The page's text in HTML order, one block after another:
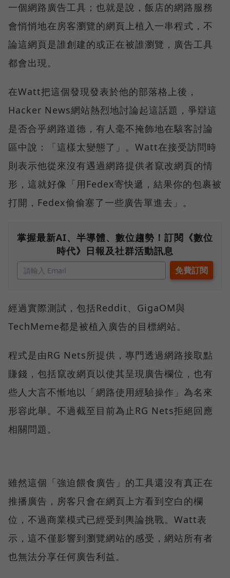
一個網路廣告工具；也就是說，飯店的網路服務
會悄悄地在房客瀏覽的網頁上植入一串程式，不
論這網頁是誰創建的或正在被誰瀏覽，廣告工具
都會出現。
在Watt把這個發現發表於他的部落格上後，
Hacker News網站熱烈地討論起這話題，爭辯這
是否合乎網路道德，有人毫不掩飾地在駭客討論
區中說：「這樣太變態了」。Watt在接受訪問時
則表示他從來沒有遇過網路提供者竄改網頁的情
形，這就好像「用Fedex寄快遞，結果你的包裹被
打開，Fedex偷偷塞了一些廣告單進去」。
掌握最新AI、半導體、數位趨勢！訂閱《數位
時代》日報及社群活動訊息
經過實際測試，包括Reddit、GigaOM與
TechMeme都是被植入廣告的目標網站。
程式是由RG Nets所提供，專門透過網路接取點
賺錢，包括竄改網頁以使其呈現廣告欄位，也有
些人大言不慚地以「網路使用經驗操作」為名來
形容此舉。不過截至目前為止RG Nets拒絕回應
相關問題。
雖然這個「強迫餵食廣告」的工具還沒有真正在
推播廣告，房客只會在網頁上方看到空白的欄
位，不過商業模式已經受到輿論挑戰。Watt表
示，這不僅影響到瀏覽網站的感受，網站所有者
也無法分享任何廣告利益。